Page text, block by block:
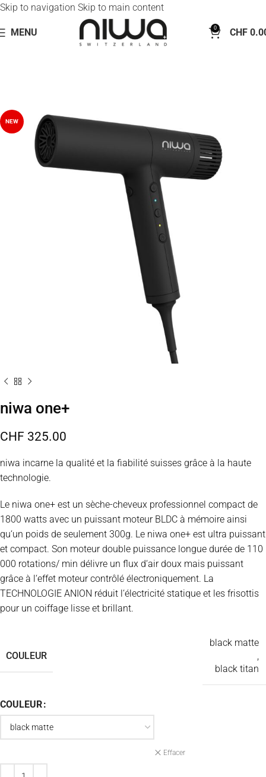
Skip to navigation Skip to main content
MENU 0 CHF
NEW
niwa one+
CHF 325.00
niwa incarne la qualité et la fiabilité suisses grâce à la haute
technologie.
Le niwa one+ est un sèche-cheveux professionnel compact de
1800 watts avec un puissant moteur BLDC à mémoire ainsi
qu‘un poids de seulement 300g. Le niwa one+ est ultra puissant
et compact. Son moteur double puissance longue durée de 110
000 rotations/ min délivre un flux d‘air doux mais puissant
grâce à l‘effet moteur contrôlé électroniquement. La
TECHNOLOGIE ANION réduit l‘électricité statique et les frisottis
pour un coiffage lisse et brillant.
COULEUR
black matte
,
black titan
COULEUR
Effacer